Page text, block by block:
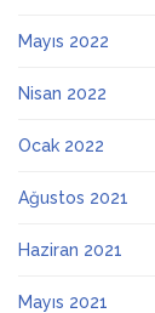
Mayıs 2022
Nisan 2022
Ocak 2022
Ağustos 2021
Haziran 2021
Mayıs 2021